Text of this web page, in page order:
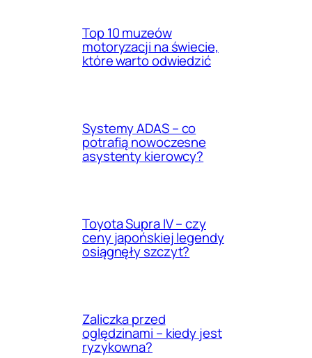
Top 10 muzeów
motoryzacji na świecie,
które warto odwiedzić
Systemy ADAS – co
potrafią nowoczesne
asystenty kierowcy?
Toyota Supra IV – czy
ceny japońskiej legendy
osiągnęły szczyt?
Zaliczka przed
oględzinami – kiedy jest
ryzykowna?